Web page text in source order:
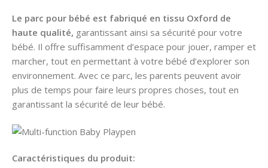
Le parc pour bébé est fabriqué en tissu Oxford de
haute qualité, garantissant ainsi sa sécurité pour votre
bébé. Il offre suffisamment d’espace pour jouer, ramper et
marcher, tout en permettant à votre bébé d’explorer son
environnement. Avec ce parc, les parents peuvent avoir
plus de temps pour faire leurs propres choses, tout en
garantissant la sécurité de leur bébé.
Caractéristiques du produit: